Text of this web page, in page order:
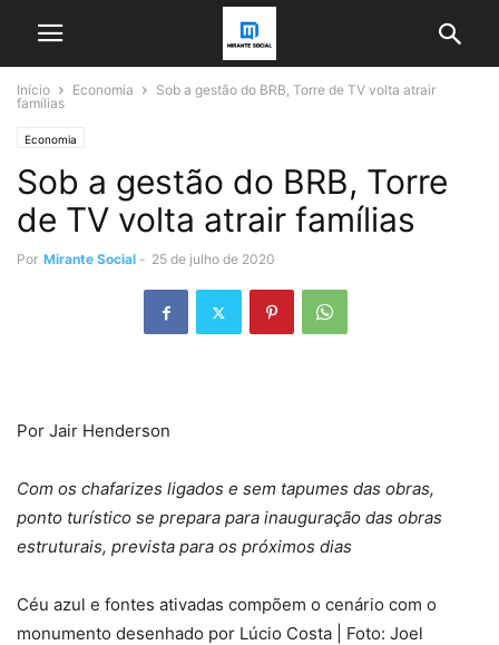
Início Economia
Sob a gestão do BRB, Torre de TV volta atrair
famílias
Economia
Sob a gestão do BRB, Torre
de TV volta atrair famílias
Por Mirante Social - 25 de julho de 2020
Por Jair Henderson
Com os chafarizes ligados e sem tapumes das obras,
ponto turístico se prepara para inauguração das obras
estruturais, prevista para os próximos dias
Céu azul e fontes ativadas compõem o cenário com o
monumento desenhado por Lúcio Costa | Foto: Joel